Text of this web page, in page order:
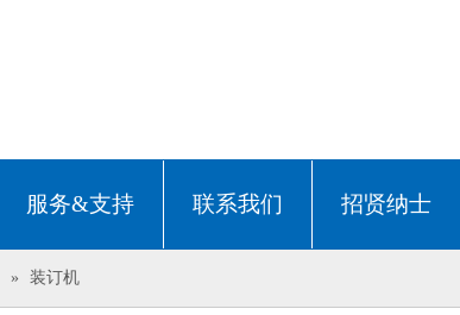
服务&支持 联系我们 招贤纳士
» 装订机